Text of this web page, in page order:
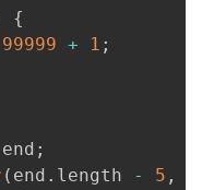
{
99999 + 1 ;
end ;
( end . length - 5 ,